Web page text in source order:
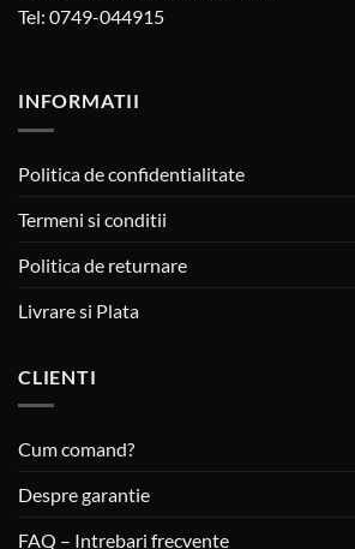
Tel: 0749-044915
INFORMATII
Politica de confidentialitate
Termeni si conditii
Politica de returnare
Livrare si Plata
CLIENTI
Cum comand?
Despre garantie
FAQ – Intrebari frecvente